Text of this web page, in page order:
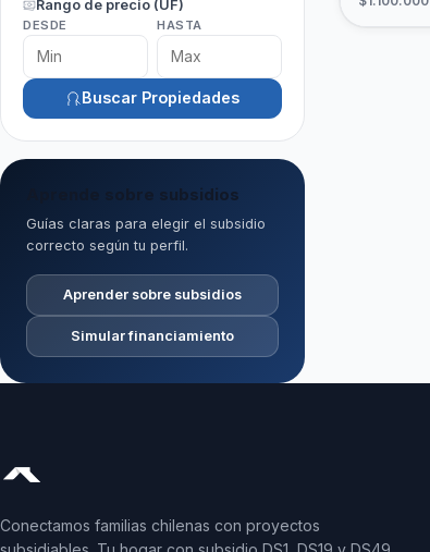
Rango de precio (UF)
DESDE HASTA
Buscar Propiedades
Aprende sobre subsidios
Guías claras para elegir el subsidio
correcto según tu perfil.
Aprender sobre subsidios
Simular financiamiento
Conectamos familias chilenas con proyectos